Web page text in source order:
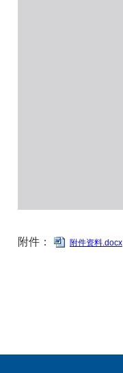
附件： 附件资料.docx